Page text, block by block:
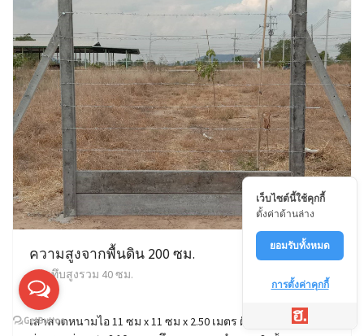
ความสูงจากพื้นดิน 200 ซม.
แผ่นทึบสูงรวม 40 ซม.
เสาลวดหนามไอ 11 ซม x 11 ซม x 2.50 เมตร ฝังดิน 50 ซม. ระยะ
เว็บไซต์นี้ใช้คุกกี้
ตั้งค่าด้านล่าง
ยอมรับทั้งหมด
การตั้งค่าคุกกี้